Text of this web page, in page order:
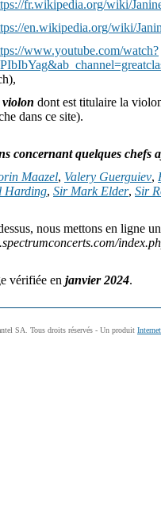
fr.wikipedia.org/wiki/
en.wikipedia.org/wiki/
www.youtube.com/watch?
violon dont est titulaire la
dans ce site).
concernant quelques chefs
Maazel, Valery Guerguiev,
Harding, Sir Mark Elder, Sir
nous mettons en ligne
vérifiée en janvier 2024.
SA. Tous droits réservés - Un produit